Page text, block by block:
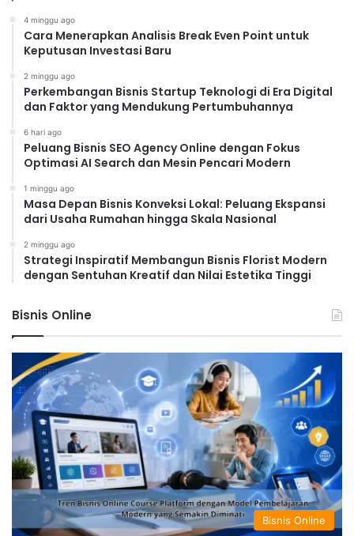
4 minggu ago
Cara Menerapkan Analisis Break Even Point untuk
Keputusan Investasi Baru
2 minggu ago
Perkembangan Bisnis Startup Teknologi di Era Digital
dan Faktor yang Mendukung Pertumbuhannya
6 hari ago
Peluang Bisnis SEO Agency Online dengan Fokus
Optimasi AI Search dan Mesin Pencari Modern
1 minggu ago
Masa Depan Bisnis Konveksi Lokal: Peluang Ekspansi
dari Usaha Rumahan hingga Skala Nasional
2 minggu ago
Strategi Inspiratif Membangun Bisnis Florist Modern
dengan Sentuhan Kreatif dan Nilai Estetika Tinggi
Bisnis Online
Bisnis Online